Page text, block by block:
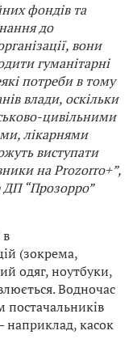
фондів та
до
вони
гуманітарні
потреби в тому
влади, оскільки
цивільними
лікарнями
виступати
на Prozorro+”,
“Прозорро”
в
(зокрема,
одяг, ноутбуки,
Водночас
наприклад, касок